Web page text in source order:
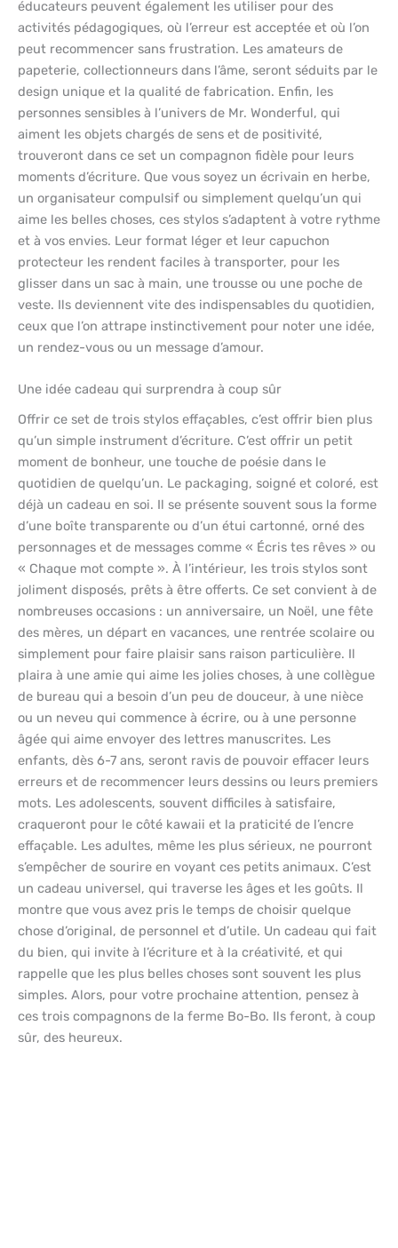
éducateurs peuvent également les utiliser pour des
activités pédagogiques, où l’erreur est acceptée et où l’on
peut recommencer sans frustration. Les amateurs de
papeterie, collectionneurs dans l’âme, seront séduits par le
design unique et la qualité de fabrication. Enfin, les
personnes sensibles à l’univers de Mr. Wonderful, qui
aiment les objets chargés de sens et de positivité,
trouveront dans ce set un compagnon fidèle pour leurs
moments d’écriture. Que vous soyez un écrivain en herbe,
un organisateur compulsif ou simplement quelqu’un qui
aime les belles choses, ces stylos s’adaptent à votre rythme
et à vos envies. Leur format léger et leur capuchon
protecteur les rendent faciles à transporter, pour les
glisser dans un sac à main, une trousse ou une poche de
veste. Ils deviennent vite des indispensables du quotidien,
ceux que l’on attrape instinctivement pour noter une idée,
un rendez-vous ou un message d’amour.
Une idée cadeau qui surprendra à coup sûr
Offrir ce set de trois stylos effaçables, c’est offrir bien plus
qu’un simple instrument d’écriture. C’est offrir un petit
moment de bonheur, une touche de poésie dans le
quotidien de quelqu’un. Le packaging, soigné et coloré, est
déjà un cadeau en soi. Il se présente souvent sous la forme
d’une boîte transparente ou d’un étui cartonné, orné des
personnages et de messages comme « Écris tes rêves » ou
« Chaque mot compte ». À l’intérieur, les trois stylos sont
joliment disposés, prêts à être offerts. Ce set convient à de
nombreuses occasions : un anniversaire, un Noël, une fête
des mères, un départ en vacances, une rentrée scolaire ou
simplement pour faire plaisir sans raison particulière. Il
plaira à une amie qui aime les jolies choses, à une collègue
de bureau qui a besoin d’un peu de douceur, à une nièce
ou un neveu qui commence à écrire, ou à une personne
âgée qui aime envoyer des lettres manuscrites. Les
enfants, dès 6-7 ans, seront ravis de pouvoir effacer leurs
erreurs et de recommencer leurs dessins ou leurs premiers
mots. Les adolescents, souvent difficiles à satisfaire,
craqueront pour le côté kawaii et la praticité de l’encre
effaçable. Les adultes, même les plus sérieux, ne pourront
s’empêcher de sourire en voyant ces petits animaux. C’est
un cadeau universel, qui traverse les âges et les goûts. Il
montre que vous avez pris le temps de choisir quelque
chose d’original, de personnel et d’utile. Un cadeau qui fait
du bien, qui invite à l’écriture et à la créativité, et qui
rappelle que les plus belles choses sont souvent les plus
simples. Alors, pour votre prochaine attention, pensez à
ces trois compagnons de la ferme Bo-Bo. Ils feront, à coup
sûr, des heureux.